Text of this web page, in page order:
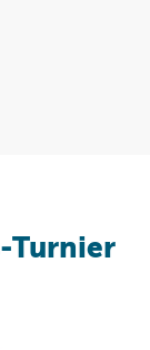
Turnier